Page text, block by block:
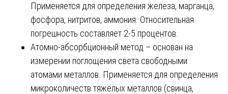
Применяется для определения железа, марганца,
фосфора, нитритов, аммония. Относительная
погрешность составляет 2-5 процентов.
Атомно-абсорбционный метод – основан на
измерении поглощения света свободными
атомами металлов. Применяется для определения
микроколичеств тяжёлых металлов (свинца,